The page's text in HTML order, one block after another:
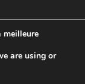
PHOTOS
meilleure
are using or